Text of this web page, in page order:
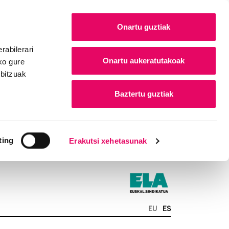
gure
Erakutsi xehetasunak
Onartu guztiak
Onartu aukeratutakoak
Baztertu guztiak
EU ES